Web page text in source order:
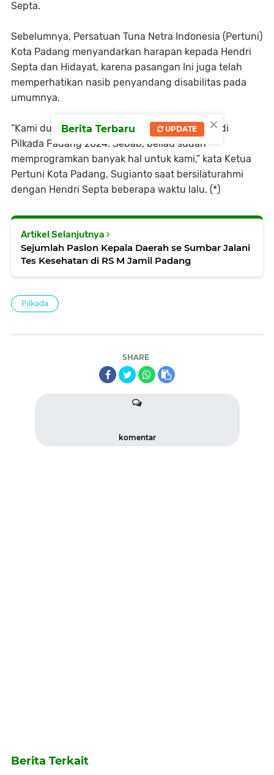
Septa.
Sebelumnya, Persatuan Tuna Netra Indonesia (Pertuni)
Kota Padang menyandarkan harapan kepada Hendri
Septa dan Hidayat, karena pasangan Ini juga telah
memperhatikan nasib penyandang disabilitas pada
umumnya.
“Kami dukung beliau (Hendri Septa) maju lagi di
Pilkada Padang 2024. Sebab, beliau sudah
memprogramkan banyak hal untuk kami,” kata Ketua
Pertuni Kota Padang, Sugianto saat bersilaturahmi
dengan Hendri Septa beberapa waktu lalu. (*)
Artikel Selanjutnya
Sejumlah Paslon Kepala Daerah se Sumbar Jalani
Tes Kesehatan di RS M Jamil Padang
Pilkada
SHARE
komentar
Berita Terkait
×
Berita Terbaru UPDATE